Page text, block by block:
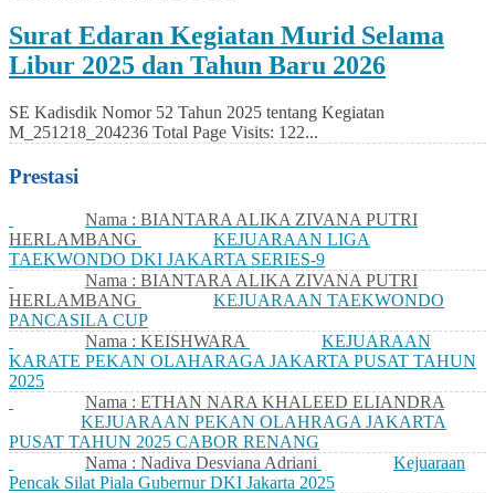
Surat Edaran Kegiatan Murid Selama
Libur 2025 dan Tahun Baru 2026
SE Kadisdik Nomor 52 Tahun 2025 tentang Kegiatan
M_251218_204236 Total Page Visits: 122...
Prestasi
Nama : BIANTARA ALIKA ZIVANA PUTRI
HERLAMBANG
KEJUARAAN LIGA
TAEKWONDO DKI JAKARTA SERIES-9
Nama : BIANTARA ALIKA ZIVANA PUTRI
HERLAMBANG
KEJUARAAN TAEKWONDO
PANCASILA CUP
Nama : KEISHWARA
KEJUARAAN
KARATE PEKAN OLAHARAGA JAKARTA PUSAT TAHUN
2025
Nama : ETHAN NARA KHALEED ELIANDRA
KEJUARAAN PEKAN OLAHRAGA JAKARTA
PUSAT TAHUN 2025 CABOR RENANG
Nama : Nadiva Desviana Adriani
Kejuaraan
Pencak Silat Piala Gubernur DKI Jakarta 2025